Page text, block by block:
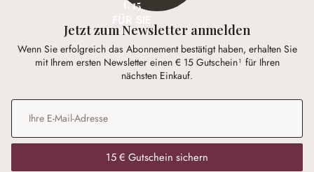
€ 15
Jetzt zum Newsletter anmelden
Wenn Sie erfolgreich das Abonnement bestätigt haben, erhalten Sie
mit Ihrem ersten Newsletter einen € 15 Gutschein¹ für Ihren
nächsten Einkauf.
E-Mail-Adresse
15 € Gutschein sichern